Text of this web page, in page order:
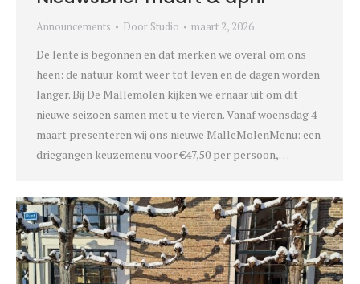
Announcements Door Studio maart 2, 2026
De lente is begonnen en dat merken we overal om ons
heen: de natuur komt weer tot leven en de dagen worden
langer. Bij De Mallemolen kijken we ernaar uit om dit
nieuwe seizoen samen met u te vieren. Vanaf woensdag 4
maart presenteren wij ons nieuwe MalleMolenMenu: een
driegangen keuzemenu voor €47,50 per persoon,…